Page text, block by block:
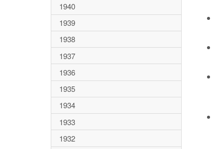
1940
1939
1938
1937
1936
1935
1934
1933
1932